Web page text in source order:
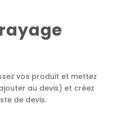
vos produit et mettez
au devis) et créez
de devis.